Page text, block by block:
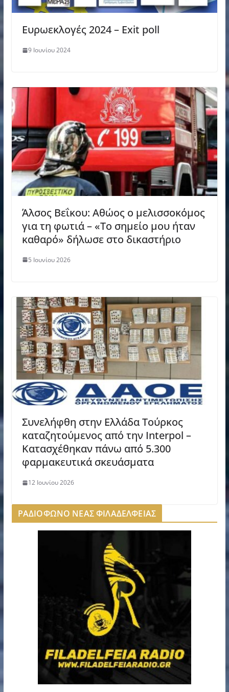
Ευρωεκλογές 2024 – Exit poll
9 Ιουνίου 2024
Άλσος Βεΐκου: Αθώος ο μελισσοκόμος
για τη φωτιά – «Το σημείο μου ήταν
καθαρό» δήλωσε στο δικαστήριο
5 Ιουνίου 2026
Συνελήφθη στην Ελλάδα Τούρκος
καταζητούμενος από την Interpol –
Κατασχέθηκαν πάνω από 5.300
φαρμακευτικά σκευάσματα
12 Ιουνίου 2026
ΡΑΔΙΟΦΩΝΟ ΝΕΑΣ ΦΙΛΑΔΕΛΦΕΙΑΣ